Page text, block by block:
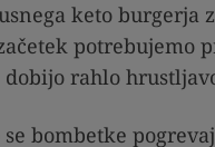
keto burgerja
potrebujemo
rahlo
bombetke